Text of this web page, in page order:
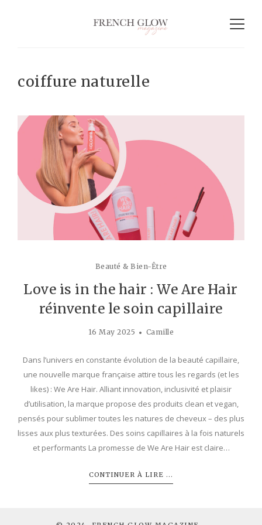
coiffure naturelle
Beauté & Bien-Être
Love is in the hair : We Are Hair
réinvente le soin capillaire
16 May 2025 Camille
Dans l’univers en constante évolution de la beauté capillaire,
une nouvelle marque française attire tous les regards (et les
likes) : We Are Hair. Alliant innovation, inclusivité et plaisir
d’utilisation, la marque propose des produits clean et vegan,
pensés pour sublimer toutes les natures de cheveux – des plus
lisses aux plus texturées. Des soins capillaires à la fois naturels
et performants La promesse de We Are Hair est claire…
CONTINUER À LIRE ...